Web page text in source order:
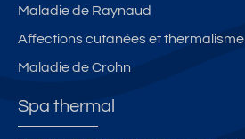
Maladie de Raynaud
Affections cutanées et thermalisme
Maladie de Crohn
Spa thermal